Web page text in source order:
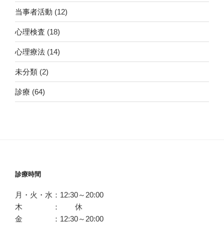
当事者活動 (12)
心理検査 (18)
心理療法 (14)
未分類 (2)
診療 (64)
診療時間
月・火・水：12:30～20:00
木 ： 休
金 ：12:30～20:00